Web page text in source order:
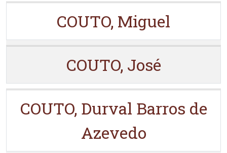
COUTO, Miguel
COUTO, José
COUTO, Durval Barros de
Azevedo